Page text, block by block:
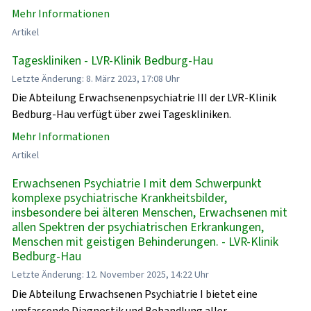
Mehr Informationen
Artikel
Tageskliniken - LVR-Klinik Bedburg-Hau
Letzte Änderung: 8. März 2023, 17:08 Uhr
Die Abteilung Erwachsenenpsychiatrie III der LVR-Klinik
Bedburg-Hau verfügt über zwei Tageskliniken.
Mehr Informationen
Artikel
Erwachsenen Psychiatrie I mit dem Schwerpunkt
komplexe psychiatrische Krankheitsbilder,
insbesondere bei älteren Menschen, Erwachsenen mit
allen Spektren der psychiatrischen Erkrankungen,
Menschen mit geistigen Behinderungen. - LVR-Klinik
Bedburg-Hau
Letzte Änderung: 12. November 2025, 14:22 Uhr
Die Abteilung Erwachsenen Psychiatrie I bietet eine